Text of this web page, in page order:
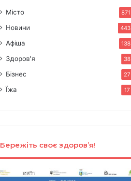
Місто 871
Новини 443
Афіша 138
Здоров'я 38
Бізнес 27
Їжа 17
Бережіть своє здоров’я!